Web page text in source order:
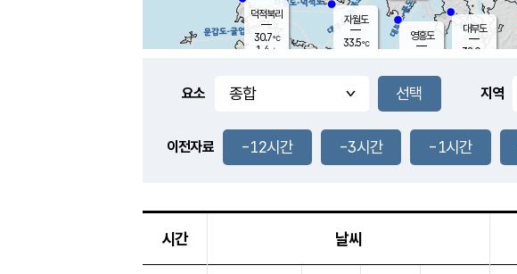
풍도
4.2m/s
영흥도
자월도
33.5℃
대부도
32.0
-
덕적북리
30.7℃
1.4 m/s
요소 지역
이전자료 -12시간 -3시간 -1시간
시간 날씨